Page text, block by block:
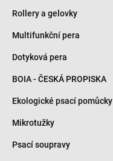
Rollery a gelovky
Multifunkční pera
Dotyková pera
BOIA - ČESKÁ PROPISKA
Ekologické psací pomůcky
Mikrotužky
Psací soupravy